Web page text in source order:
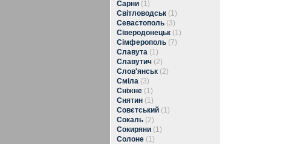
Сарни (1)
Світловодськ (1)
Севастополь (3)
Сіверодонецьк (1)
Сімферополь (7)
Славута (1)
Славутич (2)
Слов'янськ (2)
Сміла (3)
Сніжне (1)
Снятин (1)
Совєтський (1)
Сокаль (2)
Сокиряни (1)
Солоне (1)